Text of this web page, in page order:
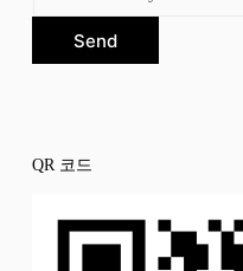
Send
QR 코드